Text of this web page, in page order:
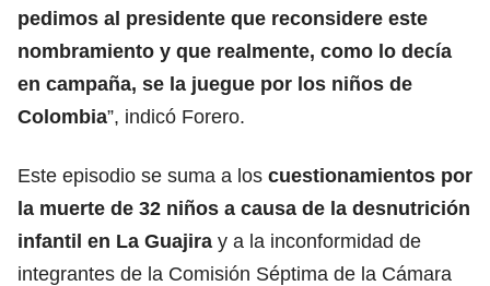
pedimos al presidente que reconsidere este
nombramiento y que realmente, como lo decía
en campaña, se la juegue por los niños de
Colombia”, indicó Forero.
Este episodio se suma a los cuestionamientos por
la muerte de 32 niños a causa de la desnutrición
infantil en La Guajira y a la inconformidad de
integrantes de la Comisión Séptima de la Cámara